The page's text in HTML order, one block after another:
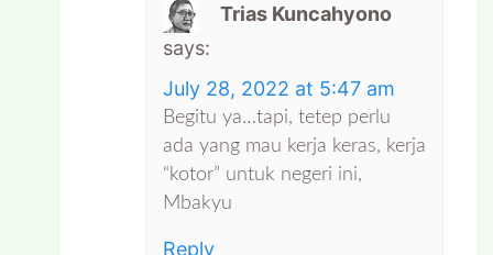
Trias Kuncahyono
says:
July 28, 2022 at 5:47 am
Begitu ya…tapi, tetep perlu
ada yang mau kerja keras, kerja
“kotor” untuk negeri ini,
Mbakyu
Reply